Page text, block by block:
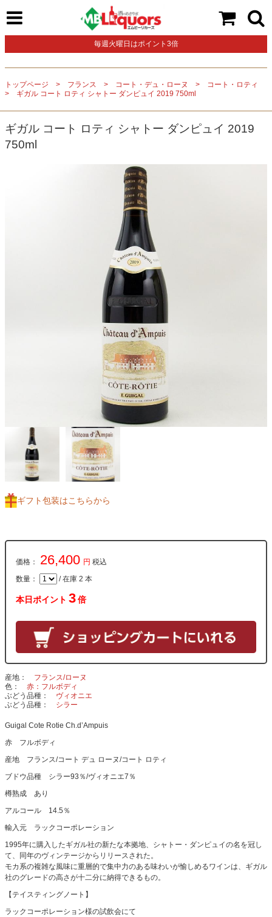
毎週火曜日はポイント3倍
トップページ フランス コート・デュ・ローヌ
コート・ロティ
ギガル コート ロティ シャトー ダンピュイ 2019 750ml
ギガル コート ロティ シャトー ダンピュイ 2019
750ml
ギフト包装はこちらから
価格： 26,400 円 税込
数量： / 在庫 2 本
本日ポイント 3倍
産地
フランス/ローヌ
色
赤：フルボディ
ぶどう品種
ヴィオニエ
ぶどう品種
シラー
Guigal Cote Rotie Ch.d’Ampuis
赤 フルボディ
産地 フランス/コート デュ ローヌ/コート ロティ
ブドウ品種 シラー93％/ヴィオニエ7％
樽熟成 あり
アルコール 14.5％
輸入元 ラックコーポレーション
1995年に購入したギガル社の新たな本拠地、シャトー・ダンピュイの名を冠し
て、同年のヴィンテージからリリースされた。
モカ系の複雑な風味に重層的で集中力のある味わいが愉しめるワインは、ギガル
社のグレードの高さが十二分に納得できるもの。
【テイスティングノート】
ラックコーポレーション様の試飲会にて